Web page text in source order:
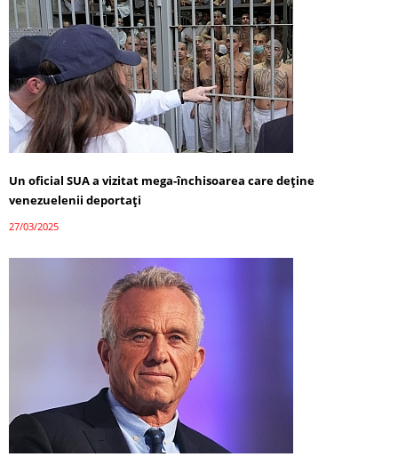
Un oficial SUA a vizitat mega-închisoarea care deține
venezuelenii deportați
27/03/2025